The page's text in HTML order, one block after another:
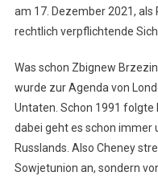
am 17. Dezember 2021, als
rechtlich verpflichtende
Was schon Zbignew
wurde zur Agenda von
Untaten. Schon 1991 folgte
dabei geht es schon immer
Russlands. Also Cheney
Sowjetunion an, sondern